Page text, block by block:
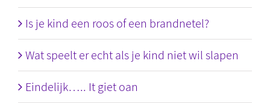
Is je kind een roos of een brandnetel?
Wat speelt er echt als je kind niet wil slapen
Eindelijk….. It giet oan